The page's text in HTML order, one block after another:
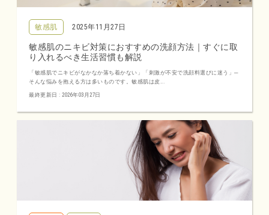
敏感肌 2025年11月27日
敏感肌のニキビ対策におすすめの洗顔方法｜すぐに取
り入れるべき生活習慣も解説
「敏感肌でニキビがなかなか落ち着かない」「刺激が不安で洗顔料選びに迷う」─
そんな悩みを抱える方は多いものです。敏感肌は皮...
最終更新日 : 2026年03月27日